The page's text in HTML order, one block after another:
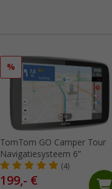
%
TomTom GO Camper Tour
Navigatiesysteem 6”
(4)
199,- €